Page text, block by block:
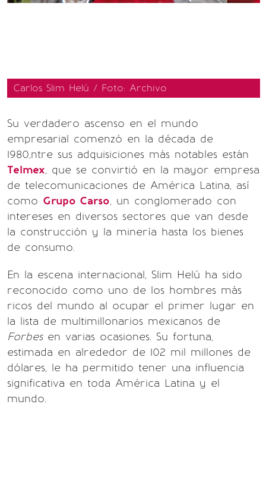
Carlos Slim Helú / Foto: Archivo
Su verdadero ascenso en el mundo
empresarial comenzó en la década de
1980,ntre sus adquisiciones más notables están
Telmex, que se convirtió en la mayor empresa
de telecomunicaciones de América Latina, así
como Grupo Carso, un conglomerado con
intereses en diversos sectores que van desde
la construcción y la minería hasta los bienes
de consumo.
En la escena internacional, Slim Helú ha sido
reconocido como uno de los hombres más
ricos del mundo al ocupar el primer lugar en
la lista de multimillonarios mexicanos de
Forbesen varias ocasiones. Su fortuna,
estimada en alrededor de 102 mil millones de
dólares, le ha permitido tener una influencia
significativa en toda América Latina y el
mundo.